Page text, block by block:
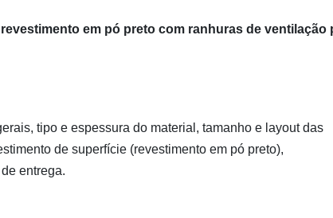
em pó preto com ranhuras de ventilação
tipo e espessura do material, tamanho e layout das
de superfície (revestimento em pó preto),
entrega.